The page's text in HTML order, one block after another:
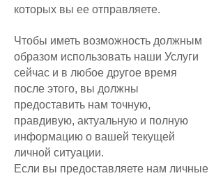
которых вы ее отправляете.
Чтобы иметь возможность должным
образом использовать наши Услуги
сейчас и в любое другое время
после этого, вы должны
предоставить нам точную,
правдивую, актуальную и полную
информацию о вашей текущей
личной ситуации.
Если вы предоставляете нам личные